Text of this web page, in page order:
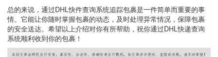
总的来说，通过DHL快件查询系统追踪包裹是一件简单而重要的事
情。它能让你随时掌握包裹的动态，及时处理异常情况，保障包裹
的安全送达。希望以上介绍对你有所帮助，祝你通过DHL快递查询
系统顺利收到你的包裹！